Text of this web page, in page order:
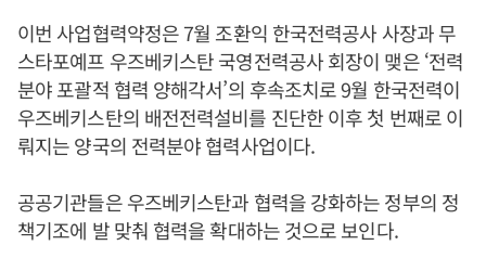
이번 사업협력약정은 7월 조환익 한국전력공사 사장과 무
스타포예프 우즈베키스탄 국영전력공사 회장이 맺은 ‘전력
분야 포괄적 협력 양해각서’의 후속조치로 9월 한국전력이
우즈베키스탄의 배전전력설비를 진단한 이후 첫 번째로 이
뤄지는 양국의 전력분야 협력사업이다.
공공기관들은 우즈베키스탄과 협력을 강화하는 정부의 정
책기조에 발 맞춰 협력을 확대하는 것으로 보인다.